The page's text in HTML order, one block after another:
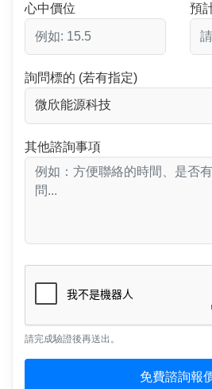
心中價位
預
詢問標的 (若有指定)
其他諮詢事項
請完成驗證後再送出。
免費諮詢報